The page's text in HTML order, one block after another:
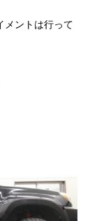
メントは行って